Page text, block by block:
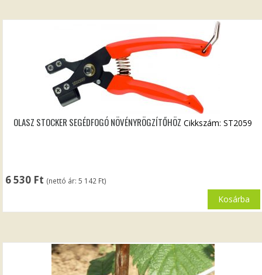
OLASZ STOCKER SEGÉDFOGÓ NÖVÉNYRÖGZÍTŐHÖZ
6 530 Ft (nettó ár:5 142 Ft)
Cikkszám: ST2059
Kosárba